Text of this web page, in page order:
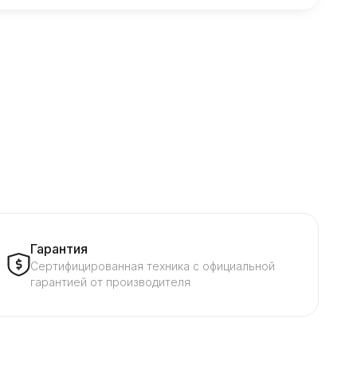
Гарантия
Сертифицированная техника с официальной
гарантией от производителя